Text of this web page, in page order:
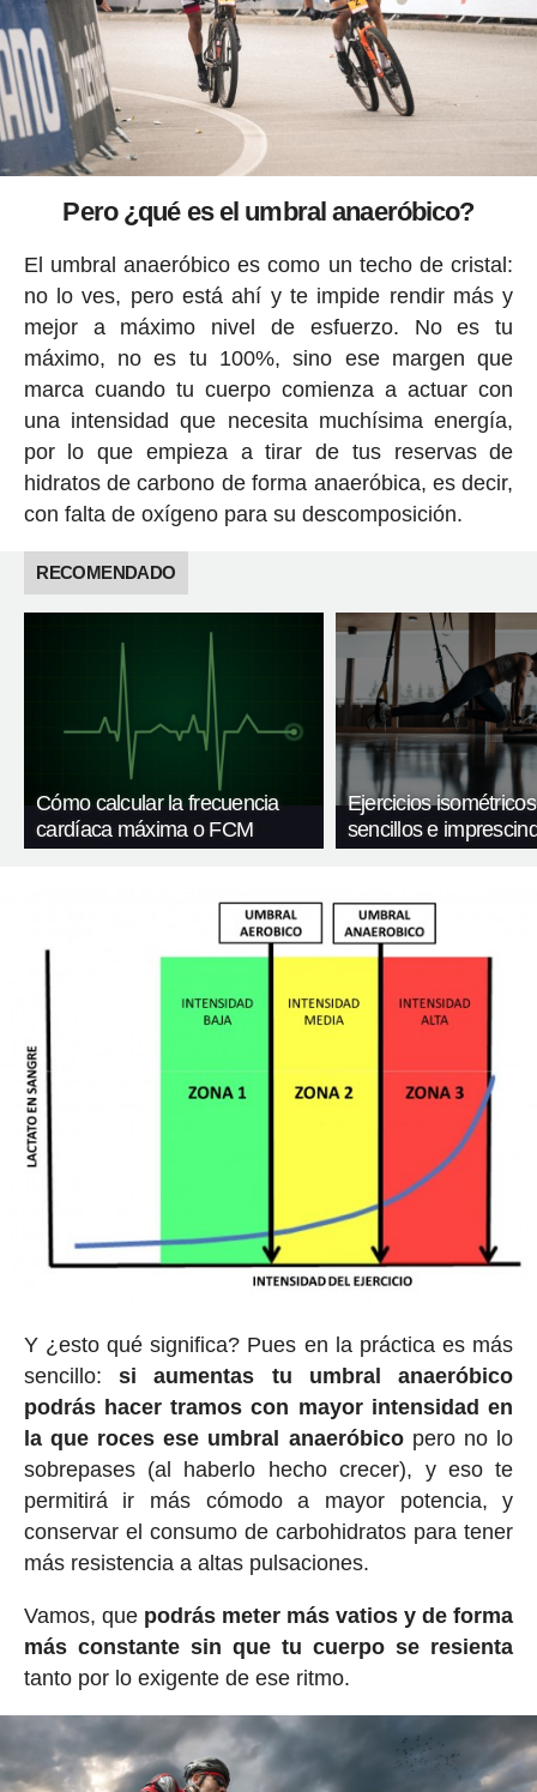
Pero ¿qué es el umbral anaeróbico?
El umbral anaeróbico es como un techo de cristal:
no lo ves, pero está ahí y te impide rendir más y
mejor a máximo nivel de esfuerzo. No es tu
máximo, no es tu 100%, sino ese margen que
marca cuando tu cuerpo comienza a actuar con
una intensidad que necesita muchísima energía,
por lo que empieza a tirar de tus reservas de
hidratos de carbono de forma anaeróbica, es decir,
con falta de oxígeno para su descomposición.
RECOMENDADO
Cómo calcular la frecuencia
cardíaca máxima o FCM
Ejercicios
sencillos e
Y ¿esto qué significa? Pues en la práctica es más
sencillo:si aumentas tu umbral anaeróbico
podrás hacer tramos con mayor intensidad en
la que roces ese umbral anaeróbicopero no lo
sobrepases (al haberlo hecho crecer), y eso te
permitirá ir más cómodo a mayor potencia, y
conservar el consumo de carbohidratos para tener
más resistencia a altas pulsaciones.
Vamos, quepodrás meter más vatios y de forma
más constante sin que tu cuerpo se resienta
tanto por lo exigente de ese ritmo.